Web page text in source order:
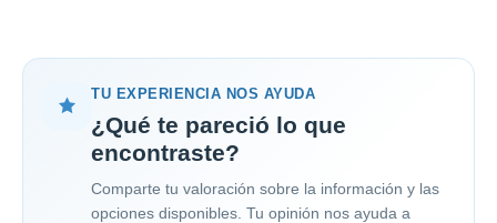
TU EXPERIENCIA NOS AYUDA
¿Qué te pareció lo que
encontraste?
Comparte tu valoración sobre la información y las
opciones disponibles. Tu opinión nos ayuda a